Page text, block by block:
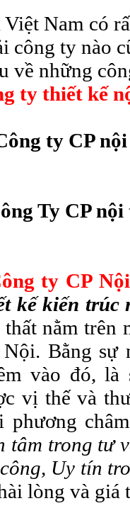
Việt Nam có
công ty nào
về những
ty thiết kế n
ty CP
Ty CP
ty CP
kế kiến trúc
nằm trên
Bằng sự
vào đó, là
vị thế và
phương
tâm trong tư
Uy tín
lòng và giá